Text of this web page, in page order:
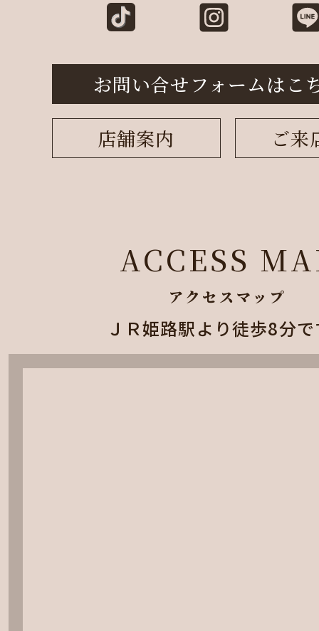
お問い合せフォームはこ
店舗案内 ご来
ACCESS
アクセスマップ
ＪＲ姫路駅より徒歩8分